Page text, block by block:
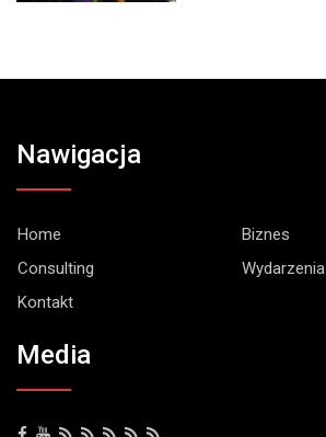
Nawigacja
Home
Biznes
Consulting
Wydarzenia
Kontakt
Media